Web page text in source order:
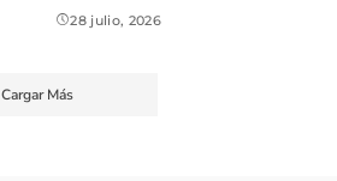
28 julio, 2026
Cargar Más